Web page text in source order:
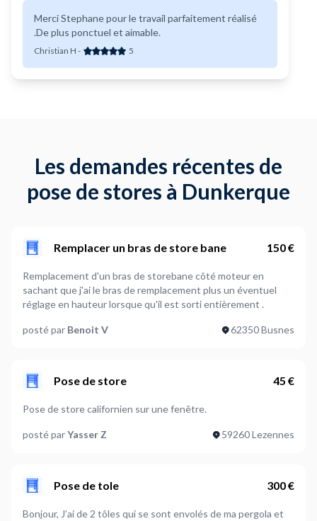
Merci Stephane pour le travail parfaitement réalisé
.De plus ponctuel et aimable.
Christian H - 5
Les demandes récentes de
pose de stores à Dunkerque
Remplacer un bras de store bane 150 €
Remplacement d'un bras de storebane côté moteur en
sachant que j'ai le bras de remplacement plus un éventuel
réglage en hauteur lorsque qu'il est sorti entièrement .
posté par Benoit V 62350 Busnes
Pose de store 45 €
Pose de store californien sur une fenêtre.
posté parYasser Z 59260 Lezennes
Pose de tole 300 €
Bonjour, J’ai de 2 tôles qui se sont envolés de ma pergola et